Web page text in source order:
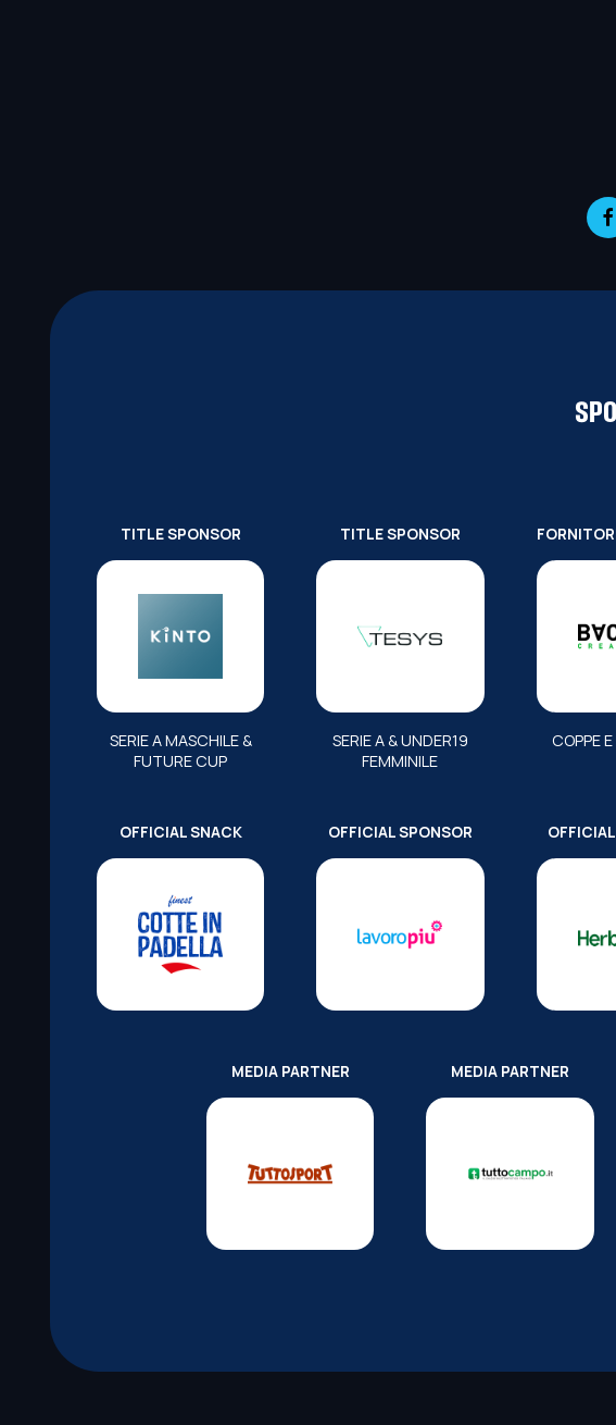
TITLE SPONSOR
SERIE A MASCHILE &
FUTURE CUP
TITLE SPONSOR
SERIE A & UNDER19
FEMMINILE
COPPE
OFFICIAL SNACK OFFICIAL SPONSOR
MEDIA PARTNER MEDIA PARTNER